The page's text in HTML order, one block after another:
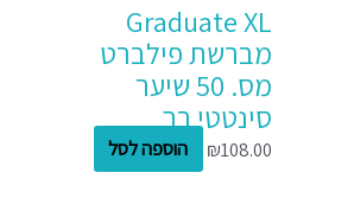
Graduate XL
מברשת פילברט
מס. 50 שיער
סינטטי רך
₪108.00 הוספה לסל